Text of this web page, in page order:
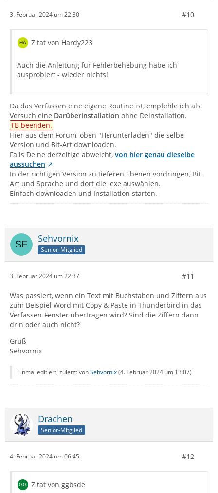
3. Februar 2024 um 22:30 #10
Zitat von Hardy223
Auch die Anleitung für Fehlerbehebung habe ich
ausprobiert - wieder nichts!
Da das Verfassen eine eigene Routine ist, empfehle ich als
Versuch eine Darüberinstallation ohne Deinstallation.
TB beenden.
Hier aus dem Forum, oben "Herunterladen" die selbe
Version und Bit-Art downloaden.
Falls Deine derzeitige abweicht, von hier genau dieselbe
aussuchen
.
In der richtigen Version zu tieferen Ebenen vordringen, Bit-
Art und Sprache und dort die .exe auswählen.
Einfach downloaden und Installation starten.
Sehvornix
Senior-Mitglied
3. Februar 2024 um 22:37 #11
Was passiert, wenn ein Text mit Buchstaben und Ziffern aus
zum Beispiel Word mit Copy & Paste in Thunderbird in das
Verfassen-Fenster übertragen wird? Sind die Ziffern dann
drin oder auch nicht?
Gruß
Sehvornix
Einmal editiert, zuletzt vonSehvornix(4. Februar 2024 um 13:07)
Drachen
Senior-Mitglied
4. Februar 2024 um 06:45 #12
Zitat von ggbsde